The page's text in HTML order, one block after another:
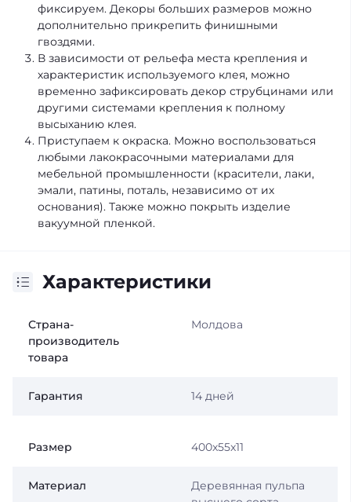
фиксируем. Декоры больших размеров можно
дополнительно прикрепить финишными
гвоздями.
В зависимости от рельефа места крепления и
характеристик используемого клея, можно
временно зафиксировать декор струбцинами или
другими системами крепления к полному
высыханию клея.
Приступаем к окраска. Можно воспользоваться
любыми лакокрасочными материалами для
мебельной промышленности (красители, лаки,
эмали, патины, поталь, независимо от их
основания). Также можно покрыть изделие
вакуумной пленкой.
Характеристики
Страна-
производитель
товара
Молдова
Гарантия 14 дней
Размер 400x55x11
Материал
Деревянная пульпа